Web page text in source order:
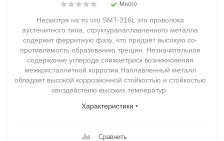
Много
Несмотря на то что SMT-316L это проволока
аустенитного типа, структуранаплавленного металла
содержит ферритную фазу, что придаёт высокую со-
противлемость образованию трещин. Незначительное
содержание углерода снижаетриск возникновения
межкристаллитной коррозии.Наплавленный металл
обладает высокой коррозионной стойкостью и стойкостью
квоздействию высоких температур.
Характеристики
Сравнить